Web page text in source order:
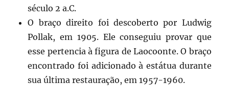
século 2 a.C.
O braço direito foi descoberto por Ludwig
Pollak, em 1905. Ele conseguiu provar que
esse pertencia à figura de Laocoonte. O braço
encontrado foi adicionado à estátua durante
sua última restauração, em 1957-1960.